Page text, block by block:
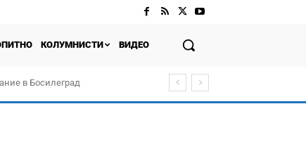
КОЛУМНИСТИ ВИДЕО
в Босилеград